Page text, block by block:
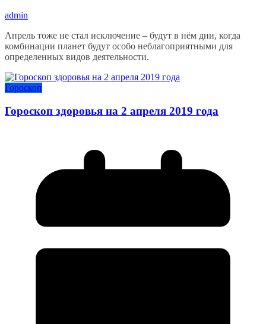
admin
Апрель тоже не стал исключение – будут в нём дни, когда
комбинации планет будут особо неблагоприятными для
определенных видов деятельности.
Гороскоп
Гороскоп здоровья на 2 апреля 2019 года